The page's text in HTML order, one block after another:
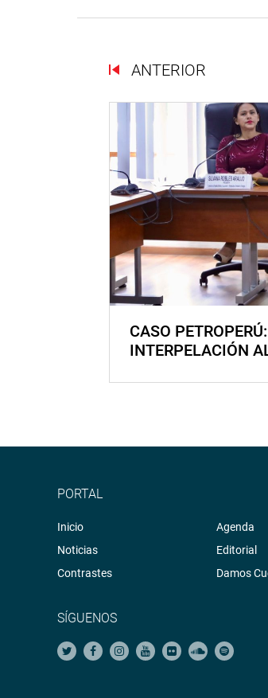
ANTERIOR
CASO
INTERPELACIÓN
PORTAL
Inicio
Noticias
Contrastes
Agenda
Editorial
Damos
SÍGUENOS